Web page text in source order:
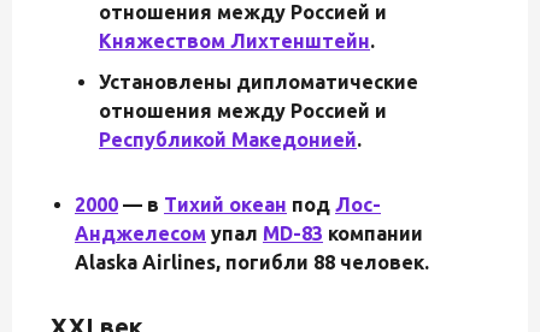
отношения между Россией и
Княжеством Лихтенштейн.
Установлены дипломатические
отношения между Россией и
Республикой Македонией.
2000 — в Тихий океан под Лос-
Анджелесом упал MD-83 компании
Alaska Airlines, погибли 88 человек.
XXI век